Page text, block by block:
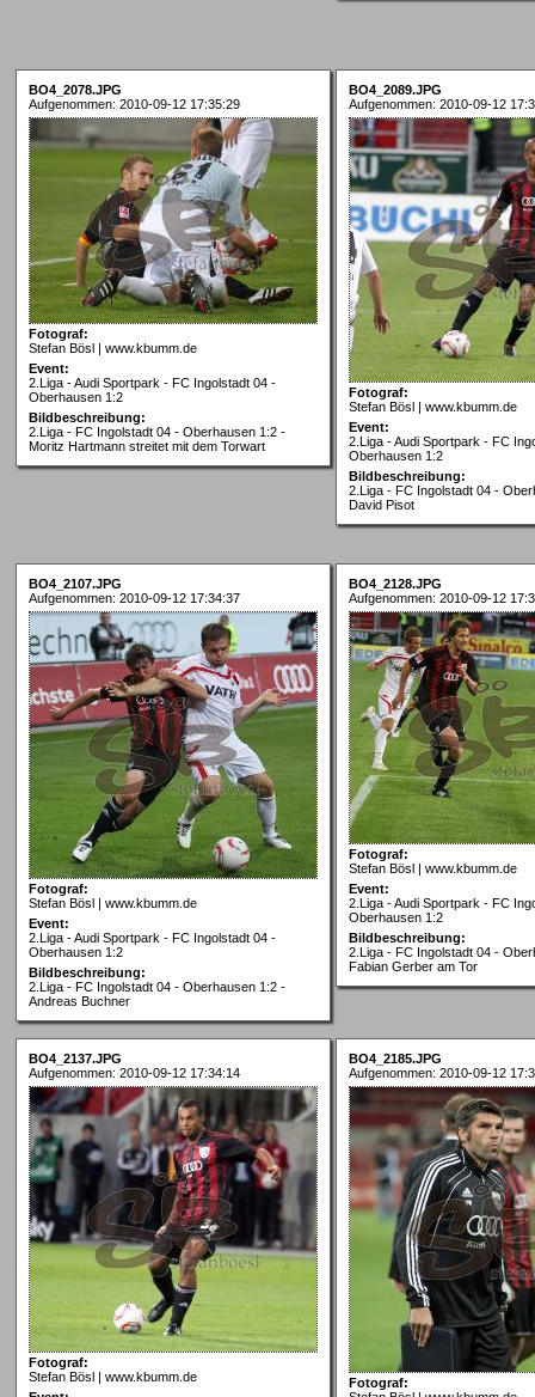
BO4_2078.JPG
Aufgenommen: 2010-09-12 17:35:29
Fotograf:
Stefan Bösl | www.kbumm.de
Event:
2.Liga - Audi Sportpark - FC Ingolstadt 04 -
Oberhausen 1:2
Bildbeschreibung:
2.Liga - FC Ingolstadt 04 - Oberhausen 1:2 -
Moritz Hartmann streitet mit dem Torwart
BO4_2089.JPG
Aufgenommen: 2010-09-12
Fotograf:
Stefan Bösl | www.kbumm.de
Event:
2.Liga - Audi Sportpark - FC
Oberhausen 1:2
Bildbeschreibung:
2.Liga - FC Ingolstadt 04 -
David Pisot
BO4_2107.JPG
Aufgenommen: 2010-09-12 17:34:37
Fotograf:
Stefan Bösl | www.kbumm.de
Event:
2.Liga - Audi Sportpark - FC Ingolstadt 04 -
Oberhausen 1:2
Bildbeschreibung:
2.Liga - FC Ingolstadt 04 - Oberhausen 1:2 -
Andreas Buchner
BO4_2128.JPG
Aufgenommen: 2010-09-12
Fotograf:
Stefan Bösl | www.kbumm.de
Event:
2.Liga - Audi Sportpark - FC
Oberhausen 1:2
Bildbeschreibung:
2.Liga - FC Ingolstadt 04 -
Fabian Gerber am Tor
BO4_2137.JPG
Aufgenommen: 2010-09-12 17:34:14
Fotograf:
Stefan Bösl | www.kbumm.de
BO4_2185.JPG
Aufgenommen: 2010-09-12
Fotograf: